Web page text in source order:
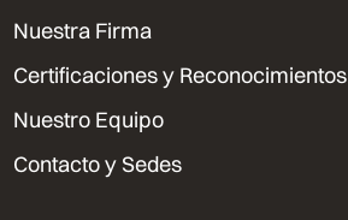
Nuestra Firma
Certificaciones y Reconocimientos
Nuestro Equipo
Contacto y Sedes